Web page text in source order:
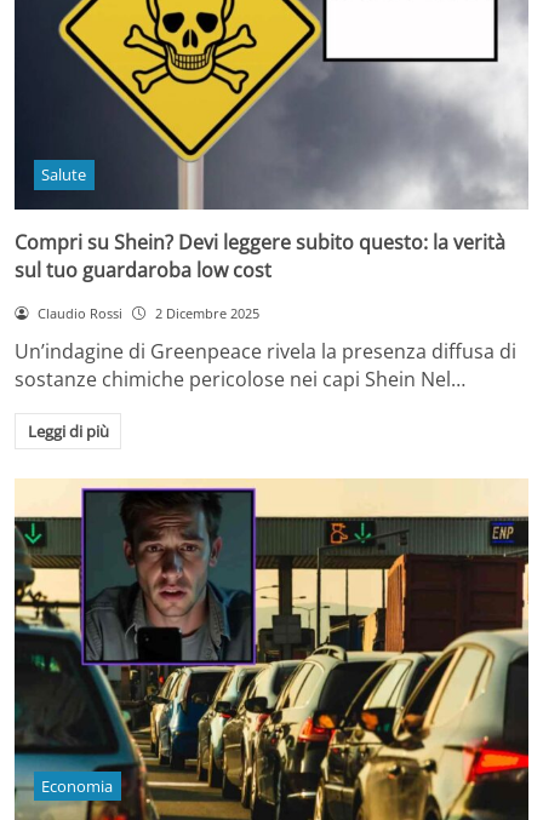
Salute
Compri su Shein? Devi leggere subito questo: la verità
sul tuo guardaroba low cost
Claudio Rossi 2 Dicembre 2025
Un’indagine di Greenpeace rivela la presenza diffusa di
sostanze chimiche pericolose nei capi Shein Nel…
Leggi di più
Economia